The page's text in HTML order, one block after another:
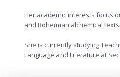
Her academic interests focus
and Bohemian alchemical texts.
She is currently studying
Language and Literature at